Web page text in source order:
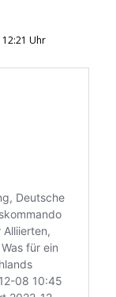
Uhr